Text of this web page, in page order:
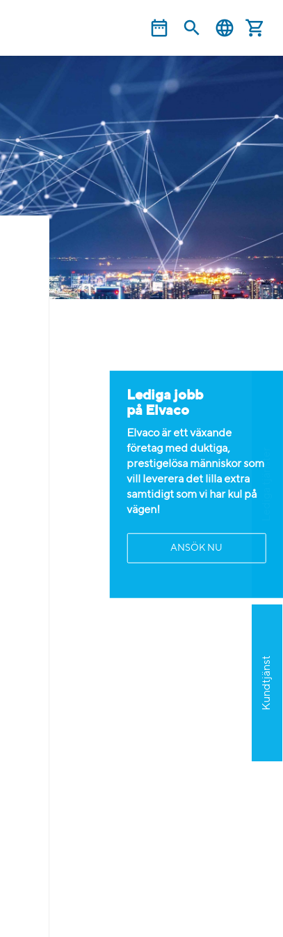
Kundtjänst
Lediga tjänster
Lediga jobb
på Elvaco
Elvaco är ett växande
företag med duktiga,
prestigelösa människor som
vill leverera det lilla extra
samtidigt som vi har kul på
vägen!
ANSÖK NU